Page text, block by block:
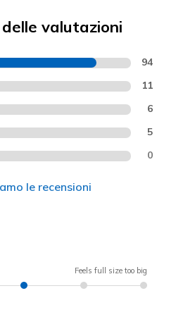
valutazioni
94
11
6
5
0
le recensioni
Feels full size too big